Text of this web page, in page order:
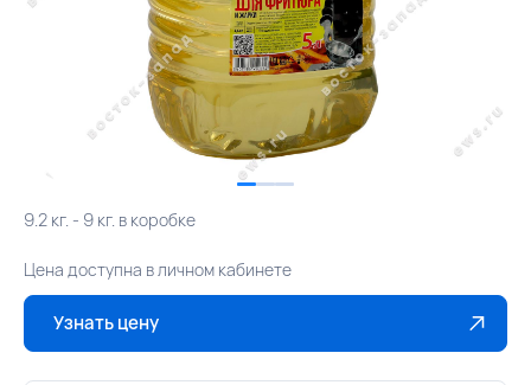
9.2 кг. - 9 кг. в коробке
Цена доступна в личном кабинете
Узнать цену